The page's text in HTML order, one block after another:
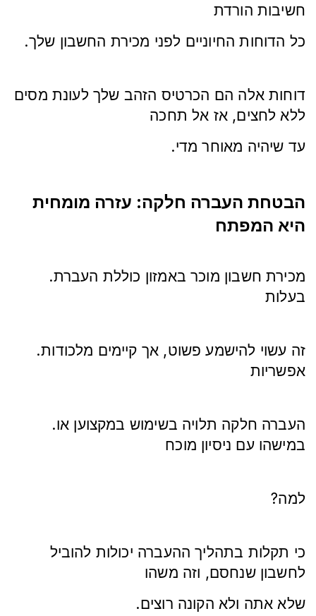
חשיבות הורדת
.כל הדוחות החיוניים לפני מכירת החשבון שלך
דוחות אלה הם הכרטיס הזהב שלך לעונת מסים
ללא לחצים, אז אל תחכה
.עד שיהיה מאוחר מדי
הבטחת העברה חלקה: עזרה מומחית
היא המפתח
.מכירת חשבון מוכר באמזון כוללת העברת
בעלות
.זה עשוי להישמע פשוט, אך קיימים מלכודות
אפשריות
.העברה חלקה תלויה בשימוש במקצוען או
במישהו עם ניסיון מוכח
?למה
כי תקלות בתהליך ההעברה יכולות להוביל
לחשבון שנחסם, וזה משהו
.שלא אתה ולא הקונה רוצים